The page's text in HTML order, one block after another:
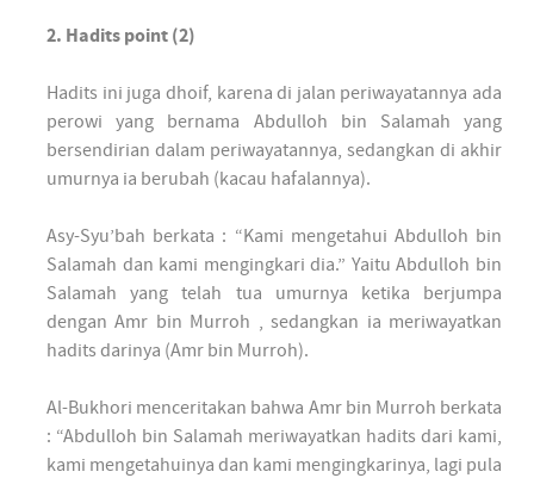
2. Hadits point (2)
Hadits ini juga dhoif, karena di jalan periwayatannya ada
perowi yang bernama Abdulloh bin Salamah yang
bersendirian dalam periwayatannya, sedangkan di akhir
umurnya ia berubah (kacau hafalannya).
Asy-Syu’bah berkata : “Kami mengetahui Abdulloh bin
Salamah dan kami mengingkari dia.” Yaitu Abdulloh bin
Salamah yang telah tua umurnya ketika berjumpa
dengan Amr bin Murroh , sedangkan ia meriwayatkan
hadits darinya (Amr bin Murroh).
Al-Bukhori menceritakan bahwa Amr bin Murroh berkata
: “Abdulloh bin Salamah meriwayatkan hadits dari kami,
kami mengetahuinya dan kami mengingkarinya, lagi pula